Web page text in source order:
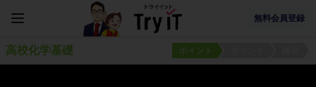
無料会員登録
高校化学基礎 ポイント